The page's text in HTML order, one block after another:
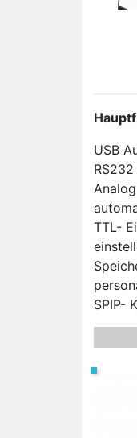
USB
TTL-
SPIP-